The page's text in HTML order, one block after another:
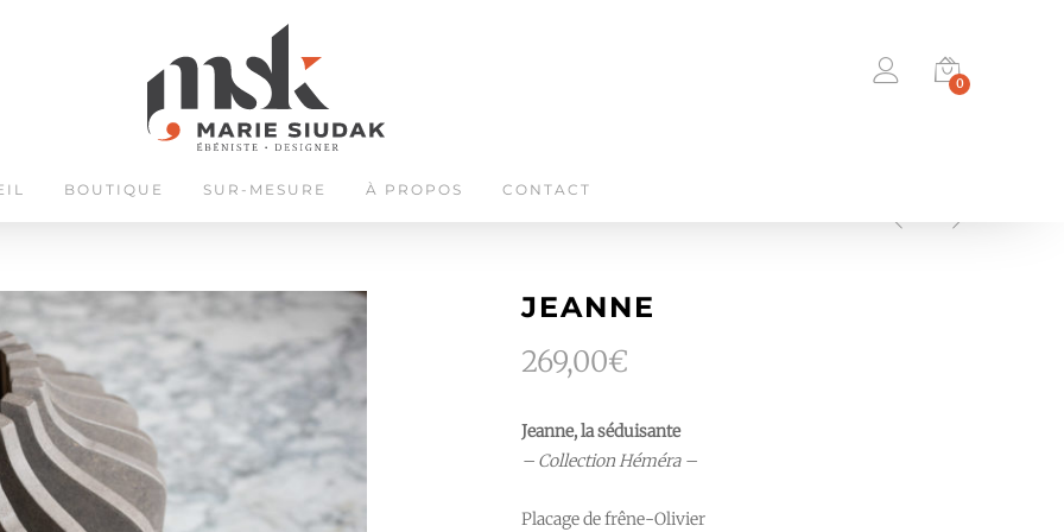
0
BOUTIQUE SUR-MESURE À PROPOS CONTACT
JEANNE
269,00€
Jeanne, la séduisante
– Collection Héméra –
Placage de frêne-Olivier